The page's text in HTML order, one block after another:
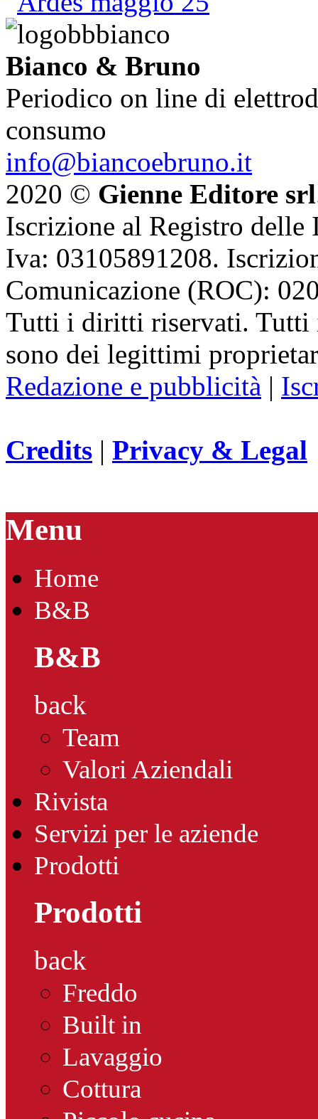
Bianco & Bruno
Periodico on line di
consumo
info@biancoebruno.it
2020 © Gienne Editore srl
Iscrizione al Registro delle
Iva: 03105891208.
Comunicazione (ROC):
Tutti i diritti riservati. Tutti
sono dei legittimi
Redazione e pubblicità |
Credits | Privacy & Legal
Menu
Home
B&B
B&B
back
Team
Valori Aziendali
Rivista
Servizi per le aziende
Prodotti
Prodotti
back
Freddo
Built in
Lavaggio
Cottura